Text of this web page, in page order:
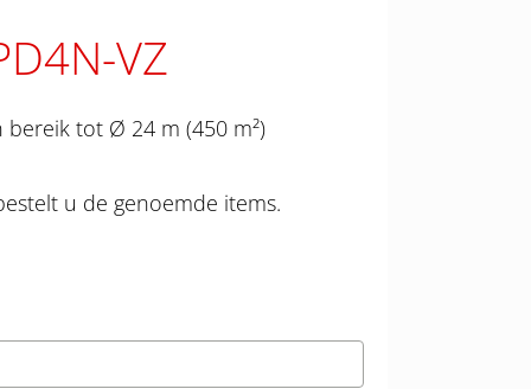
VZ
bereik tot Ø 24 m (450 m²)
u de genoemde items.